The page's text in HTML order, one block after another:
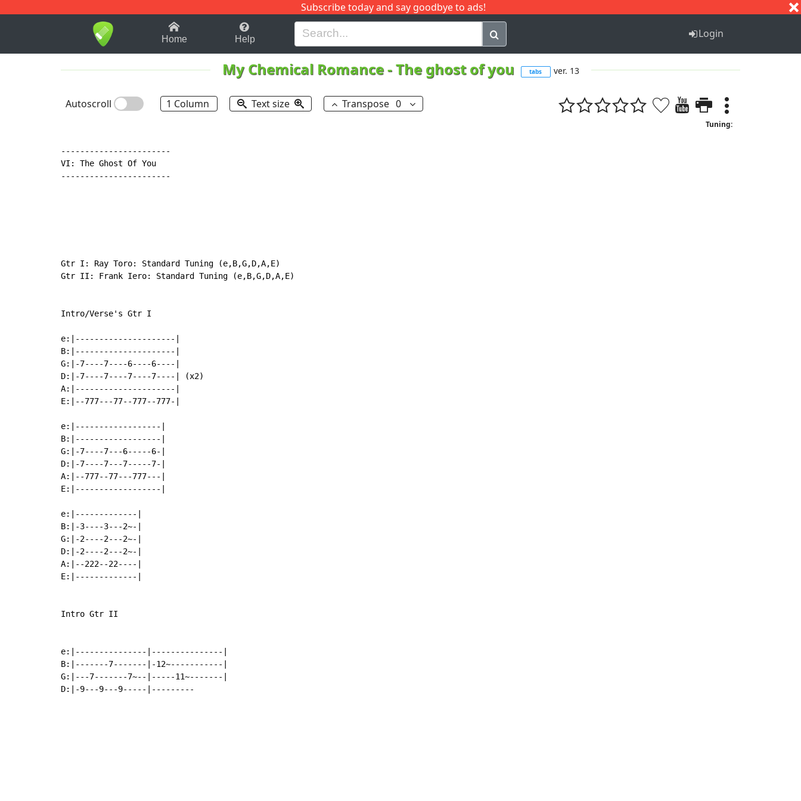
Subscribe today and say goodbye to ads!
1-9 B H I J Q
Home Help Login
My Chemical Romance-The ghost of you tabs ver. 13
Autoscroll 1 Column Text size Transpose 0
Tuning:
-----------------------
VI: The Ghost Of You
-----------------------
Gtr I: Ray Toro: Standard Tuning (e,B,G,D,A,E)
Gtr II: Frank Iero: Standard Tuning (e,B,G,D,A,E)
Intro/Verse's Gtr I
e:|---------------------|
B:|---------------------|
G:|-7----7----6----6----|
D:|-7----7----7----7----| (x2)
A:|---------------------|
E:|--777---77--777--777-|
e:|------------------|
B:|------------------|
G:|-7----7---6-----6-|
D:|-7----7---7-----7-|
A:|--777--77---777---|
E:|------------------|
e:|-------------|
B:|-3----3---2~-|
G:|-2----2---2~-|
D:|-2----2---2~-|
A:|--222--22----|
E:|-------------|
Intro Gtr II
e:|---------------|---------------|
B:|-------7-------|-12~-----------|
G:|---7-------7~--|-----11~-------|
D:|-9---9---9-----|---------